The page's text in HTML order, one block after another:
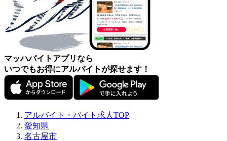
マッハバイトアプリなら
いつでもお得にアルバイトが探せます！
アルバイト・バイト求人TOP
愛知県
名古屋市